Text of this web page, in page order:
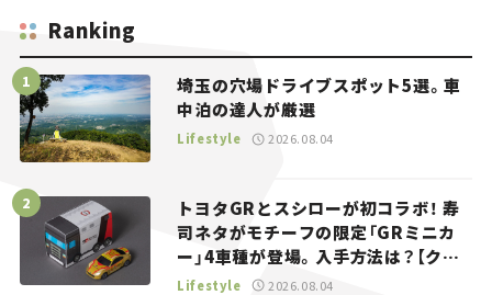
Ranking
埼玉の穴場ドライブスポット5選。車
中泊の達人が厳選
Lifestyle 2026.08.04
トヨタGRとスシローが初コラボ！ 寿
司ネタがモチーフの限定「GRミニカ
ー」4車種が登場。入手方法は？【クル
マとホビー】
Lifestyle 2026.08.04